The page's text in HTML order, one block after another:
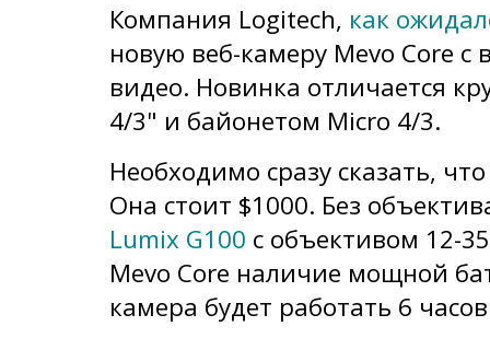
Компания Logitech, как
новую веб-камеру Mevo Core
видео. Новинка отличается
4/3" и байонетом Micro 4/3.
Необходимо сразу сказать,
Она стоит $1000. Без
Lumix G100 с объективом 12-
Mevo Core наличие мощной
камера будет работать 6